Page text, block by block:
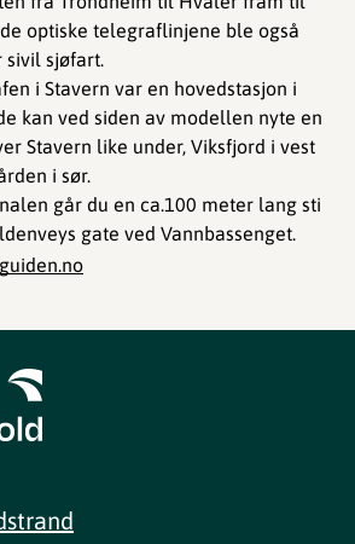
optiske telegraflinjene ble også
sivil sjøfart.
i Stavern var en hovedstasjon i
kan ved siden av modellen nyte en
Stavern like under, Viksfjord i vest
i sør.
går du en ca.100 meter lang sti
gate ved Vannbassenget.